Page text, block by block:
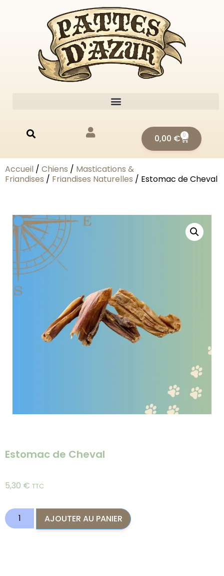
0,00 € 0
Accueil / Chiens / Mastications &
Friandises / Friandises Naturelles / Estomac de Cheval
Estomac de Cheval
5,30 € TTC
AJOUTER AU PANIER